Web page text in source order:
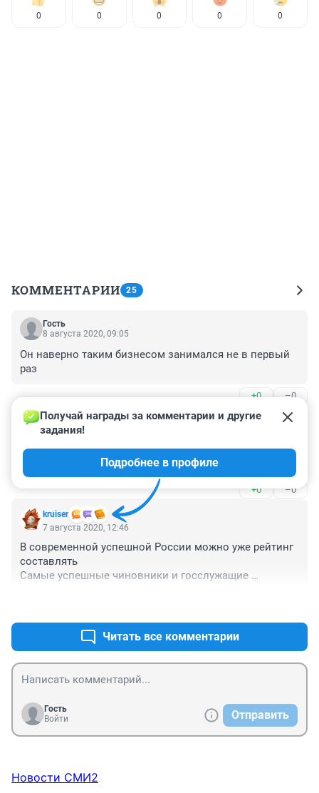
0 0 0 0 0
КОММЕНТАРИИ 25
Гость
8 августа 2020, 09:05
Он наверно таким бизнесом занимался не в первый
раз
+0 –0
Гость
7 августа 2020, 23:30
Бестолоч, 5 лет просиживал место просто так. Ни
+0 –0
kruiser
Получай награды за комментарии и другие
задания!
Подробнее в профиле
7 августа 2020, 12:46
В современной успешной России можно уже рейтинг
составлять
Самые успешные чиновники и госслужащие
министра «открытого правительства» Михаила
Абызова в сумме свыше 32 млрд руб.,»
Наверное на акциях и инвестициях удачно сыграл ?
А нашему герою статьи не дали время , а так бы тоже
Читать все комментарии
Гость
Войти
Отправить
Новости СМИ2